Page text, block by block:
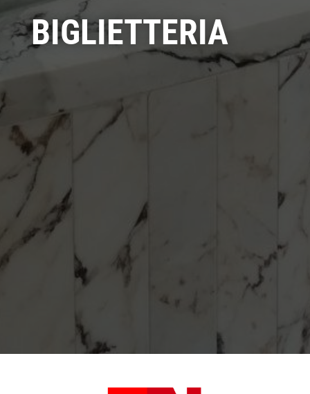
BIGLIETTERIA